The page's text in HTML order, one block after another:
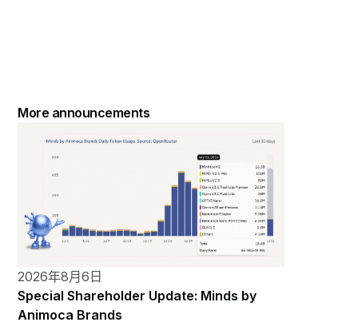
More announcements
2026年8月6日
Special Shareholder Update: Minds by
Animoca Brands